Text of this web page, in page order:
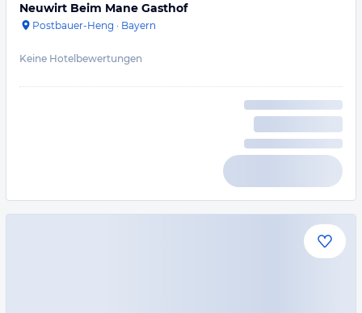
Neuwirt Beim Mane Gasthof
Postbauer-Heng · Bayern
Keine Hotelbewertungen